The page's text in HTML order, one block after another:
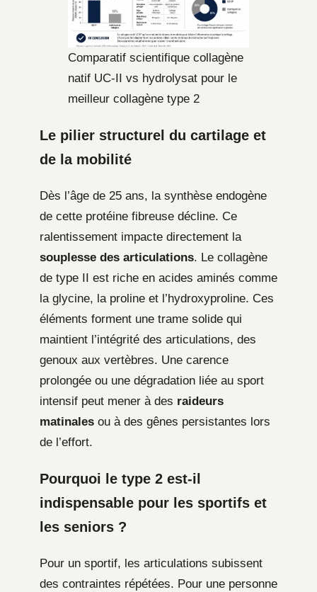
Comparatif scientifique collagène
natif UC-II vs hydrolysat pour le
meilleur collagène type 2
Le pilier structurel du cartilage et
de la mobilité
Dès l’âge de 25 ans, la synthèse endogène
de cette protéine fibreuse décline. Ce
ralentissement impacte directement la
souplesse des articulations. Le collagène
de type II est riche en acides aminés comme
la glycine, la proline et l’hydroxyproline. Ces
éléments forment une trame solide qui
maintient l’intégrité des articulations, des
genoux aux vertèbres. Une carence
prolongée ou une dégradation liée au sport
intensif peut mener à des raideurs
matinales ou à des gênes persistantes lors
de l’effort.
Pourquoi le type 2 est-il
indispensable pour les sportifs et
les seniors ?
Pour un sportif, les articulations subissent
des contraintes répétées. Pour une personne